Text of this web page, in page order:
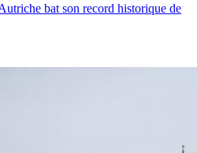
bat son record historique de